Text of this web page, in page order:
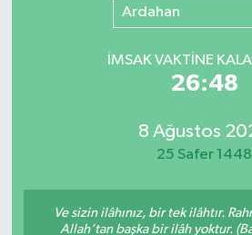
Ardahan
İMSAK VAKTİNE
26:48
8 Ağustos
25 Safer 1448
Ve sizin ilâhınız, bir tek ilâhtır.
Allah’tan başka bir ilâh yoktur.
Kültür Sanat
Eğitim
Süper Lig Puan Durumu ve
Tüm Manşetler
Haber Arşivi